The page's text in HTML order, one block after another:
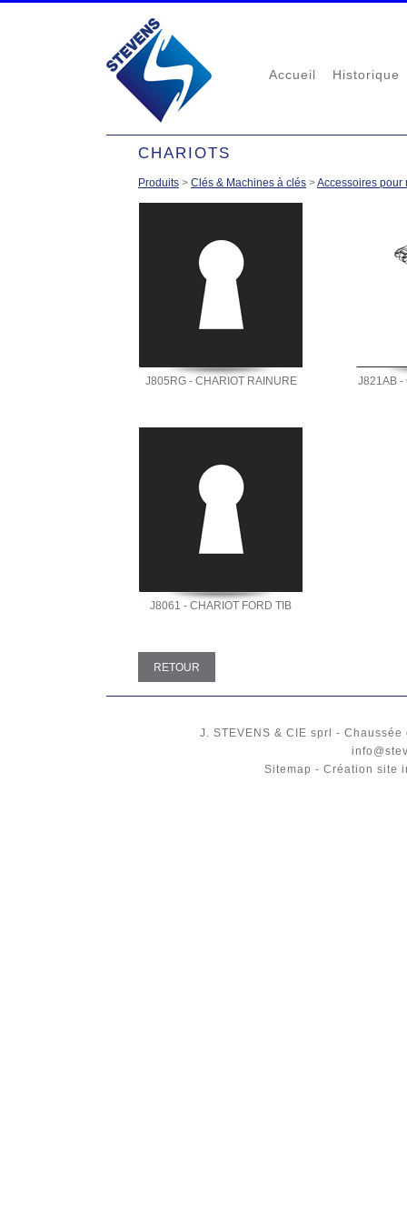
Accueil Historique
CHARIOTS
Produits > Clés & Machines à clés >Accessoires pour
J805RG - CHARIOT RAINURE J821AB -
J8061 - CHARIOT FORD TIB
RETOUR
J. STEVENS & CIE sprl - Chaussée
Sitemap - Création site